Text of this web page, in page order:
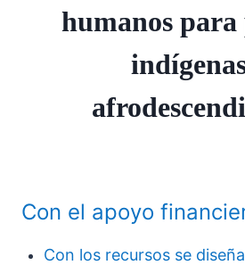
humanos para
Con el apoyo
Con los recursos se